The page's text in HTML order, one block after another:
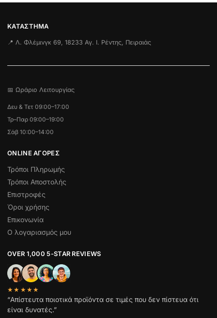
ΚΑΤΆΣΤΗΜΑ
📍 Λ. Φλέμινγκ 69, 18233 Αγ. Ι. Ρέντης, Πειραιάς
📅 Ωράριο Λειτουργίας
Δευ & Τετ 09:00–17:00
Τρ–Παρ 09:00–19:00
Σάβ 10:00–14:00
ONLINE ΑΓΟΡΕΣ
Τρόποι Πληρωμής
Τρόποι Αποστολής
Επιστροφές
Όροι χρήσης
Επικονωνία
Ο λογαριασμός μου
OVER 1,000 5-STAR REVIEWS
★★★★★
“Απίστευτα ποιοτικά προϊόντα σε τιμές που δεν πίστευα ότι
είναι δυνατές.”